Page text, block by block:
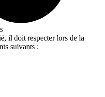
il doit respecter lors de la
suivants :